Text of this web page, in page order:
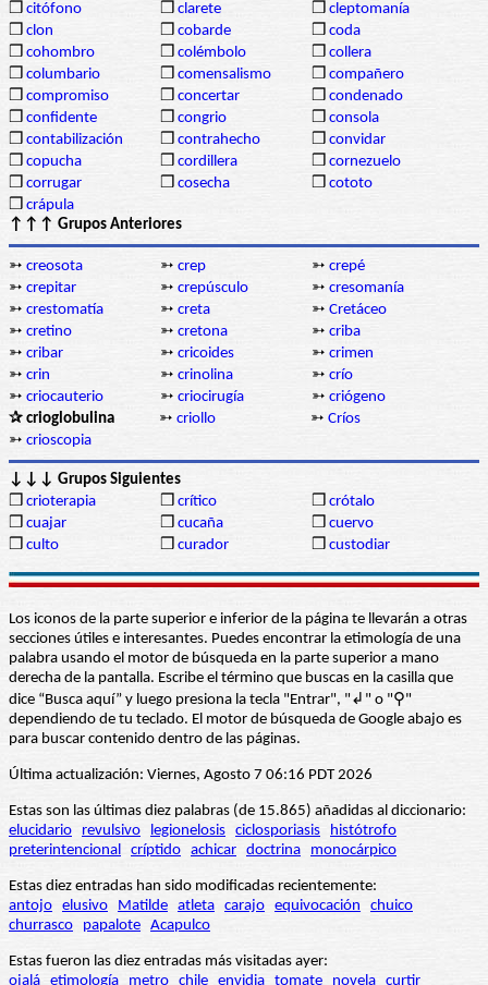
❒ citófono ❒ clarete ❒ cleptomanía
❒ clon ❒ cobarde ❒ coda
❒ cohombro ❒ colémbolo ❒ collera
❒ columbario ❒ comensalismo ❒ compañero
❒ compromiso ❒ concertar ❒ condenado
❒ confidente ❒ congrio ❒ consola
❒ contabilización ❒ contrahecho ❒ convidar
❒ copucha ❒ cordillera ❒ cornezuelo
❒ corrugar ❒ cosecha ❒ cototo
❒ crápula
↑↑↑ Grupos Anteriores
➳ creosota ➳ crep ➳ crepé
➳ crepitar ➳ crepúsculo ➳ cresomanía
➳ crestomatía ➳ creta ➳ Cretáceo
➳ cretino ➳ cretona ➳ criba
➳ cribar ➳ cricoides ➳ crimen
➳ crin ➳ crinolina ➳ crío
➳ criocauterio ➳ criocirugía ➳ criógeno
✰ crioglobulina
➳ criollo ➳ Críos
➳ crioscopia
↓↓↓ Grupos Siguientes
❒ crioterapia ❒ crítico ❒ crótalo
❒ cuajar ❒ cucaña ❒ cuervo
❒ culto ❒ curador ❒ custodiar
Los iconos de la parte superior e inferior de la página te llevarán a otras
secciones útiles e interesantes. Puedes encontrar la etimología de una
palabra usando el motor de búsqueda en la parte superior a mano
derecha de la pantalla. Escribe el término que buscas en la casilla que
dice “Busca aquí” y luego presiona la tecla "Entrar", "↲" o "⚲"
dependiendo de tu teclado. El motor de búsqueda de Google abajo es
para buscar contenido dentro de las páginas.
Última actualización: Viernes, Agosto 7 06:16 PDT 2026
Estas son las últimas diez palabras (de 15.865) añadidas al diccionario:
elucidario
revulsivo legionelosis ciclosporiasis
histótrofo
preterintencional críptido achicar doctrina monocárpico
Estas diez entradas han sido modificadas recientemente:
antojo elusivo Matilde atleta carajo equivocación
chuico
churrasco
papalote Acapulco
Estas fueron las diez entradas más visitadas ayer:
ojalá etimología metro chile envidia tomate novela curtir